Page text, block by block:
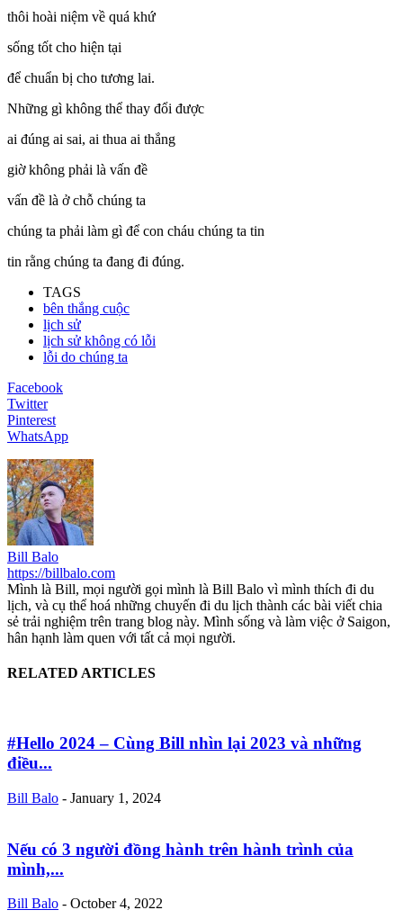
thôi hoài niệm về quá khứ
sống tốt cho hiện tại
để chuẩn bị cho tương lai.
Những gì không thể thay đổi được
ai đúng ai sai, ai thua ai thắng
giờ không phải là vấn đề
vấn đề là ở chỗ chúng ta
chúng ta phải làm gì để con cháu chúng ta tin
tin rằng chúng ta đang đi đúng.
TAGS
bên thắng cuộc
lịch sử
lịch sử không có lỗi
lỗi do chúng ta
Facebook
Twitter
Pinterest
WhatsApp
Bill Balo
https://billbalo.com
Mình là Bill, mọi người gọi mình là Bill Balo vì mình thích đi du
lịch, và cụ thể hoá những chuyến đi du lịch thành các bài viết chia
sẻ trải nghiệm trên trang blog này. Mình sống và làm việc ở Saigon,
hân hạnh làm quen với tất cả mọi người.
RELATED ARTICLES
#Hello 2024 – Cùng Bill nhìn lại 2023 và những
điều...
Bill Balo - January 1, 2024
Nếu có 3 người đồng hành trên hành trình của
mình,...
Bill Balo - October 4, 2022